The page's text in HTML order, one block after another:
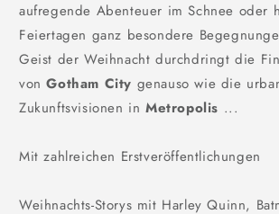
aufregende Abenteuer im Schnee oder
Feiertagen ganz besondere
Geist der Weihnacht durchdringt die
von Gotham City genauso wie die
Zukunftsvisionen in Metropolis ...
Mit zahlreichen Erstveröffentlichungen
Weihnachts-Storys mit Harley Quinn,